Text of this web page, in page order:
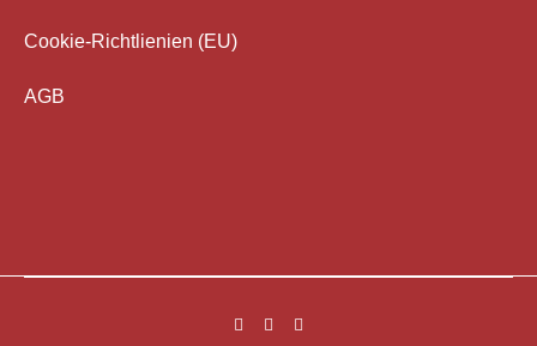
Cookie-Richtlienien (EU)
AGB